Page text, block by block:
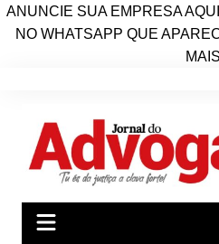
ANUNCIE SUA EMPRESA
NO WHATSAPP QUE
MAIS
conteúdo